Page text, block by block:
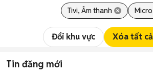
Tivi, Âm thanh Micro
Đổi khu vực Xóa tất
Tin đăng mới